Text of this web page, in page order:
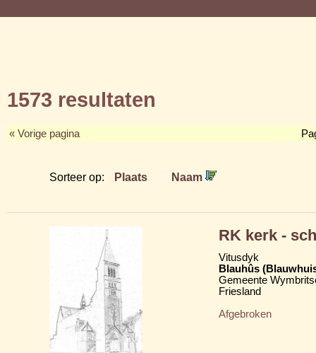
1573 resultaten
« Vorige pagina
Sorteer op: Plaats Naam
RK kerk -
Vitusdyk
Blauhûs
Gemeente
Friesland
Afgebroken